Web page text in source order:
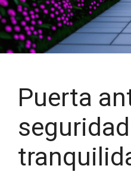
Puerta